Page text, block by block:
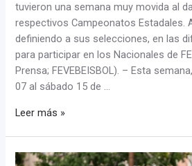
tuvieron una semana muy movida al
respectivos Campeonatos Estadales.
definiendo a sus selecciones, en las
para participar en los Nacionales de
Prensa; FEVEBEISBOL). – Esta
07 al sábado 15 de …
Leer más »
Concluye